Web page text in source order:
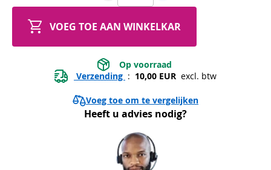
VOEG TOE AAN WINKELKAR
Op voorraad
Verzending : 10,00 EUR excl. btw
Voeg toe om te vergelijken
Heeft u advies nodig?